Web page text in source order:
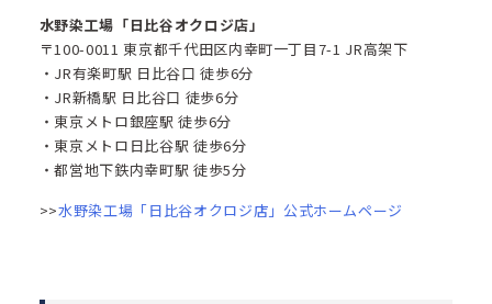
水野染工場「日比谷オクロジ店」
〒100-0011 東京都千代田区内幸町一丁目7-1 JR高架下
・JR有楽町駅 日比谷口 徒歩6分
・JR新橋駅 日比谷口 徒歩6分
・東京メトロ銀座駅 徒歩6分
・東京メトロ日比谷駅 徒歩6分
・都営地下鉄内幸町駅 徒歩5分
>>水野染工場「日比谷オクロジ店」公式ホームページ